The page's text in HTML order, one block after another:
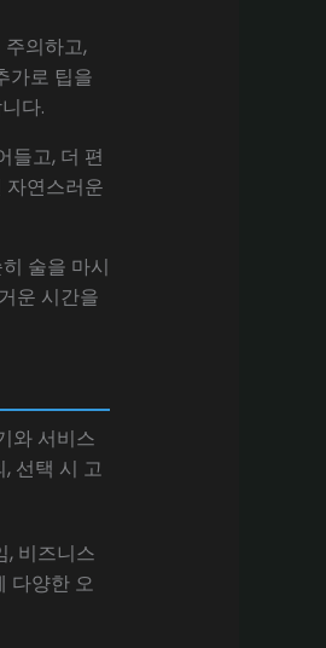
의하고,
가로 팁을
다.
들고, 더 편
자연스러운
술을 마시
운 시간을
와 서비스
선택 시 고
, 비즈니스
다양한 오